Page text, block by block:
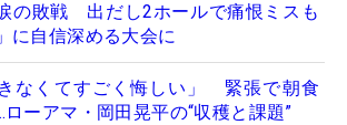
の敗戦 出だし2ホールで痛恨ミスも
に自信深める大会に
きなくてすごく悔しい」 緊張で朝食
ローアマ・岡田晃平の“収穫と課題”